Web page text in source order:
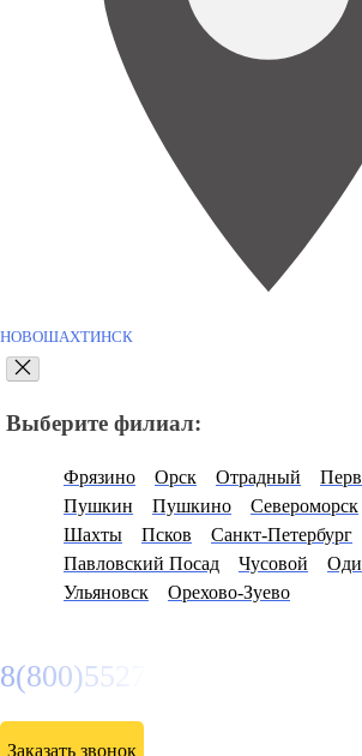
НОВОШАХТИНСК
Выберите филиал:
Фрязино Орск Отрадный
Пушкин
Пушкино Североморск
Шахты
Псков Санкт-Петербург
Павловский Посад
Чусовой
Ульяновск
Орехово-Зуево
8(800)5527584
Заказать звонок